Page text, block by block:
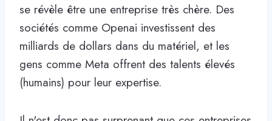
se révèle être une entreprise très chère. Des
sociétés comme Openai investissent des
milliards de dollars dans du matériel, et les
gens comme Meta offrent des talents élevés
(humains) pour leur expertise.